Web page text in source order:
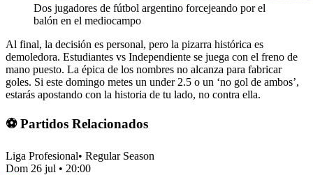
Dos jugadores de fútbol argentino forcejeando por el
balón en el mediocampo
Al final, la decisión es personal, pero la pizarra histórica es
demoledora. Estudiantes vs Independiente se juega con el freno de
mano puesto. La épica de los nombres no alcanza para fabricar
goles. Si este domingo metes un under 2.5 o un ‘no gol de ambos’,
estarás apostando con la historia de tu lado, no contra ella.
⚽ Partidos Relacionados
Liga Profesional• Regular Season
Dom 26 jul • 20:00